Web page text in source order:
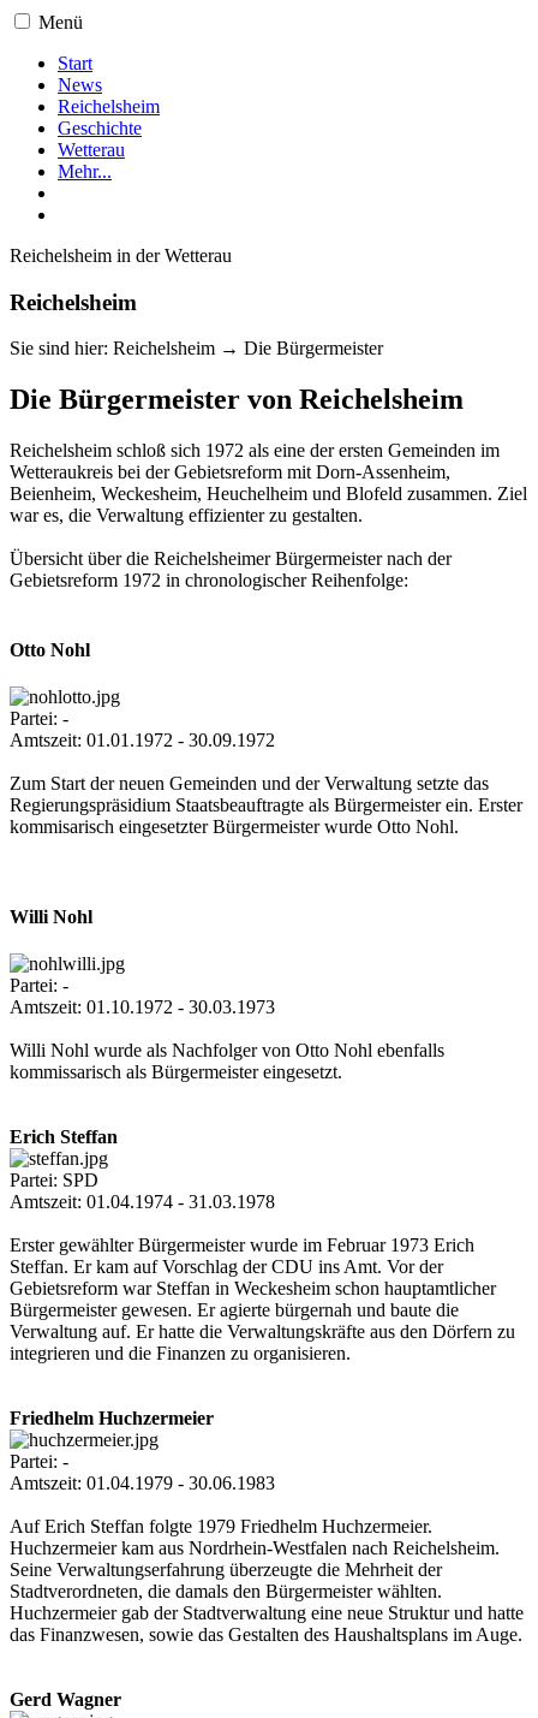
Menü
Start
News
Reichelsheim
Geschichte
Wetterau
Mehr...
Reichelsheim in der Wetterau
Reichelsheim
Sie sind hier: Reichelsheim → Die Bürgermeister
Die Bürgermeister von Reichelsheim
Reichelsheim schloß sich 1972 als eine der ersten Gemeinden im
Wetteraukreis bei der Gebietsreform mit Dorn-Assenheim,
Beienheim, Weckesheim, Heuchelheim und Blofeld zusammen. Ziel
war es, die Verwaltung effizienter zu gestalten.
Übersicht über die Reichelsheimer Bürgermeister nach der
Gebietsreform 1972 in chronologischer Reihenfolge:
Otto Nohl
Partei: -
Amtszeit: 01.01.1972 - 30.09.1972
Zum Start der neuen Gemeinden und der Verwaltung setzte das
Regierungspräsidium Staatsbeauftragte als Bürgermeister ein. Erster
kommisarisch eingesetzter Bürgermeister wurde Otto Nohl.
Willi Nohl
Partei: -
Amtszeit: 01.10.1972 - 30.03.1973
Willi Nohl wurde als Nachfolger von Otto Nohl ebenfalls
kommissarisch als Bürgermeister eingesetzt.
Erich Steffan
Partei: SPD
Amtszeit: 01.04.1974 - 31.03.1978
Erster gewählter Bürgermeister wurde im Februar 1973 Erich
Steffan. Er kam auf Vorschlag der CDU ins Amt. Vor der
Gebietsreform war Steffan in Weckesheim schon hauptamtlicher
Bürgermeister gewesen. Er agierte bürgernah und baute die
Verwaltung auf. Er hatte die Verwaltungskräfte aus den Dörfern zu
integrieren und die Finanzen zu organisieren.
Friedhelm Huchzermeier
Partei: -
Amtszeit: 01.04.1979 - 30.06.1983
Auf Erich Steffan folgte 1979 Friedhelm Huchzermeier.
Huchzermeier kam aus Nordrhein-Westfalen nach Reichelsheim.
Seine Verwaltungserfahrung überzeugte die Mehrheit der
Stadtverordneten, die damals den Bürgermeister wählten.
Huchzermeier gab der Stadtverwaltung eine neue Struktur und hatte
das Finanzwesen, sowie das Gestalten des Haushaltsplans im Auge.
Gerd Wagner